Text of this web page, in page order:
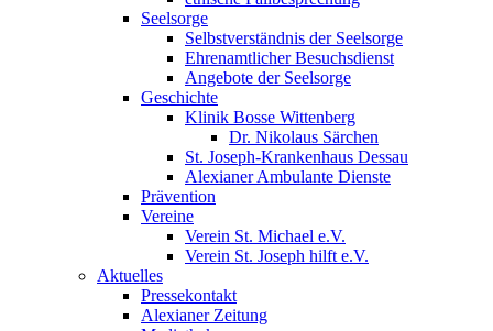
Seelsorge
Selbstverständnis der Seelsorge
Ehrenamtlicher Besuchsdienst
Angebote der Seelsorge
Geschichte
Klinik Bosse Wittenberg
Dr. Nikolaus Särchen
St. Joseph-Krankenhaus Dessau
Alexianer Ambulante Dienste
Prävention
Vereine
Verein St. Michael e.V.
Verein St. Joseph hilft e.V.
Aktuelles
Pressekontakt
Alexianer Zeitung